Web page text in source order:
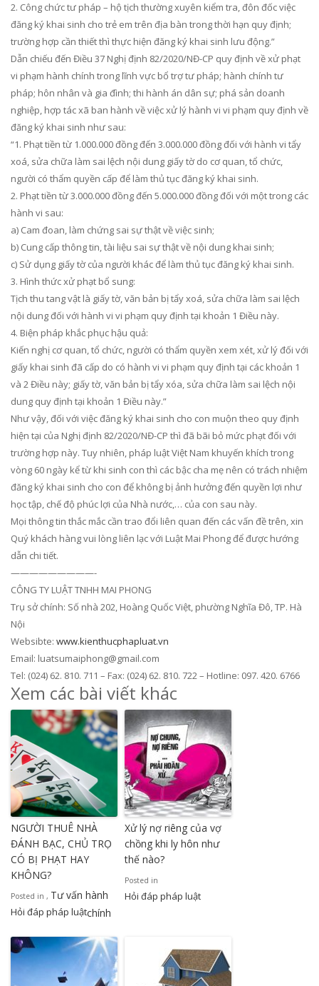
2. Công chức tư pháp – hộ tịch thường xuyên kiểm tra, đôn đốc việc
đăng ký khai sinh cho trẻ em trên địa bàn trong thời hạn quy định;
trường hợp cần thiết thì thực hiện đăng ký khai sinh lưu động.”
Dẫn chiếu đến Điều 37 Nghị định 82/2020/NĐ-CP quy định về xử phạt
vi phạm hành chính trong lĩnh vực bổ trợ tư pháp; hành chính tư
pháp; hôn nhân và gia đình; thi hành án dân sự; phá sản doanh
nghiệp, hợp tác xã ban hành về việc xử lý hành vi vi phạm quy định về
đăng ký khai sinh như sau:
“1. Phạt tiền từ 1.000.000 đồng đến 3.000.000 đồng đối với hành vi tẩy
xoá, sửa chữa làm sai lệch nội dung giấy tờ do cơ quan, tổ chức,
người có thẩm quyền cấp để làm thủ tục đăng ký khai sinh.
2. Phạt tiền từ 3.000.000 đồng đến 5.000.000 đồng đối với một trong các
hành vi sau:
a) Cam đoan, làm chứng sai sự thật về việc sinh;
b) Cung cấp thông tin, tài liệu sai sự thật về nội dung khai sinh;
c) Sử dụng giấy tờ của người khác để làm thủ tục đăng ký khai sinh.
3. Hình thức xử phạt bổ sung:
Tịch thu tang vật là giấy tờ, văn bản bị tẩy xoá, sửa chữa làm sai lệch
nội dung đối với hành vi vi phạm quy định tại khoản 1 Điều này.
4. Biện pháp khắc phục hậu quả:
Kiến nghị cơ quan, tổ chức, người có thẩm quyền xem xét, xử lý đối với
giấy khai sinh đã cấp do có hành vi vi phạm quy định tại các khoản 1
và 2 Điều này; giấy tờ, văn bản bị tẩy xóa, sửa chữa làm sai lệch nội
dung quy định tại khoản 1 Điều này.”
Như vậy, đối với việc đăng ký khai sinh cho con muộn theo quy định
hiện tại của Nghị định 82/2020/NĐ-CP thì đã bãi bỏ mức phạt đối với
trường hợp này. Tuy nhiên, pháp luật Việt Nam khuyến khích trong
vòng 60 ngày kể từ khi sinh con thì các bậc cha mẹ nên có trách nhiệm
đăng ký khai sinh cho con để không bị ảnh hưởng đến quyền lợi như
học tập, chế độ phúc lợi của Nhà nước,… của con sau này.
Mọi thông tin thắc mắc cần trao đổi liên quan đến các vấn đề trên, xin
Quý khách hàng vui lòng liên lạc với Luật Mai Phong để được hướng
dẫn chi tiết.
—————————-
CÔNG TY LUẬT TNHH MAI PHONG
Trụ sở chính: Số nhà 202, Hoàng Quốc Việt, phường Nghĩa Đô, TP. Hà
Nội
Websibte: www.kienthucphapluat.vn
Email: luatsumaiphong@gmail.com
Tel: (024) 62. 810. 711 – Fax: (024) 62. 810. 722 – Hotline: 097. 420. 6766
Xem các bài viết khác
NGƯỜI THUÊ NHÀ
ĐÁNH BẠC, CHỦ TRỌ
CÓ BỊ PHẠT HAY
KHÔNG?
Posted in
Hỏi đáp pháp luật
, Tư vấn hành
chính
Xử lý nợ riêng của vợ
chồng khi ly hôn như
thế nào?
Posted in
Hỏi đáp pháp luật